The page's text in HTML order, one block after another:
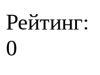
Рейтинг:
0